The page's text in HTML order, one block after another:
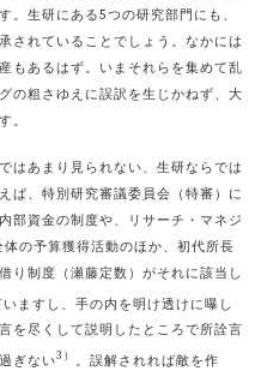
。生研にある5つの研究部門にも、
されていることでしょう。なかには
もあるはず。いまそれらを集めて乱
の粗さゆえに誤訳を生じかねず、大
。
はあまり見られない、生研ならでは
ば、特別研究審議委員会（特審）に
内部資金の制度や、リサーチ・マネジ
の予算獲得活動のほか、初代所長
り制度（瀬藤定数）がそれに該当し
いますし、手の内を明け透けに曝し
を尽くして説明したところで所詮言
ぎない3） 。誤解されれば敵を作